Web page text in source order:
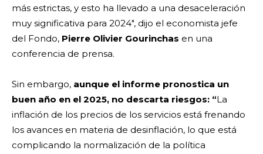
más estrictas, y esto ha llevado a una desaceleración
muy significativa para 2024″, dijo el economista jefe
del Fondo, Pierre Olivier Gourinchas en una
conferencia de prensa.
Sin embargo, aunque el informe pronostica un
buen año en el 2025, no descarta riesgos: “La
inflación de los precios de los servicios está frenando
los avances en materia de desinflación, lo que está
complicando la normalización de la política